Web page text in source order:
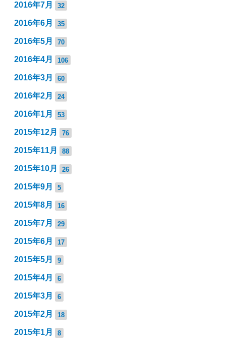
2016年7月 32
2016年6月 35
2016年5月 70
2016年4月 106
2016年3月 60
2016年2月 24
2016年1月 53
2015年12月 76
2015年11月 88
2015年10月 26
2015年9月 5
2015年8月 16
2015年7月 29
2015年6月 17
2015年5月 9
2015年4月 6
2015年3月 6
2015年2月 18
2015年1月 8